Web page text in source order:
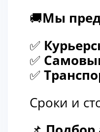
🚚Мы
✅
✅
✅
Сроки и